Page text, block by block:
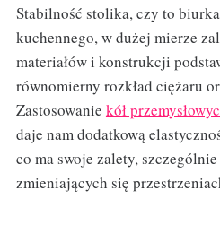
Stabilność stolika, czy to
kuchennego, w dużej mierze
materiałów i konstrukcji
równomierny rozkład ciężaru
Zastosowanie kół
daje nam dodatkową
co ma swoje zalety,
zmieniających się